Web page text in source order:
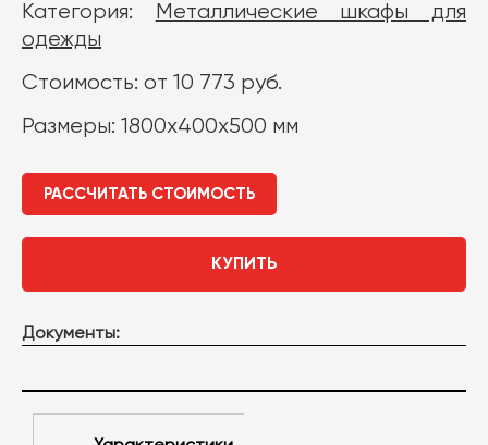
Категория:
Металлические шкафы для
одежды
Стоимость: от 10 773 руб.
Размеры: 1800х400х500 мм
РАССЧИТАТЬ СТОИМОСТЬ
КУПИТЬ
Документы: